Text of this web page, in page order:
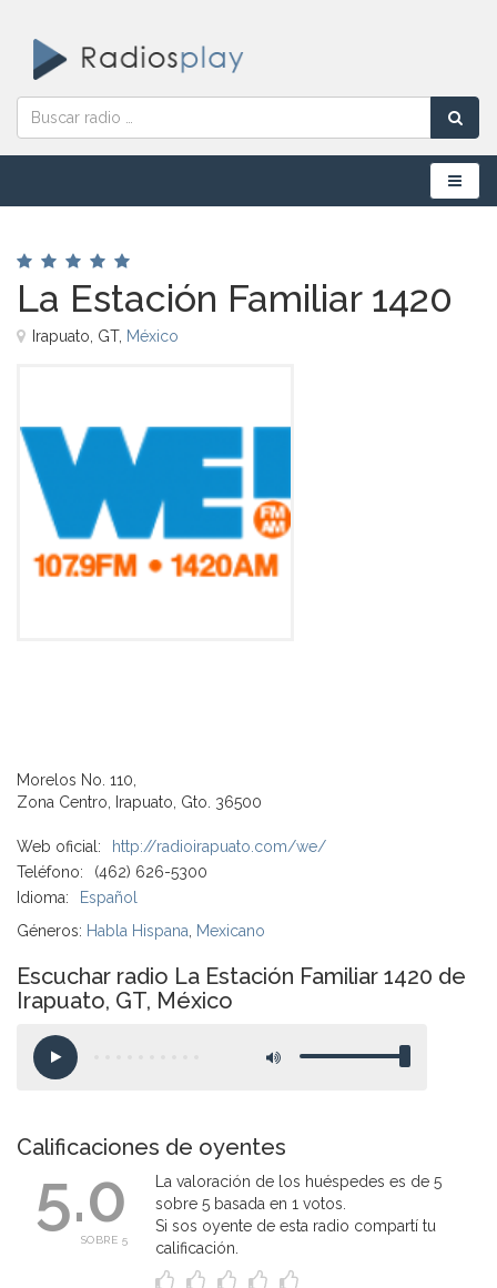
Menú
La Estación Familiar 1420
Irapuato, GT, México
Morelos No. 110,
Zona Centro, Irapuato, Gto. 36500
Web oficial:
http://radioirapuato.com/we/
Teléfono:
(462) 626-5300
Idioma:
Español
Géneros: Habla Hispana Mexicano
Escuchar radio La Estación Familiar 1420 de
Irapuato, GT, México
Calificaciones de oyentes
5.0
SOBRE 5
La valoración de los huéspedes es de 5
sobre 5 basada en 1 votos.
Si sos oyente de esta radio compartí tu
calificación.